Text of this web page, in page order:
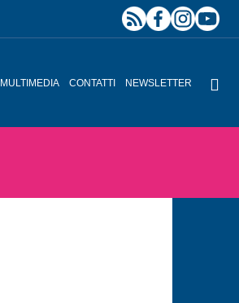
MULTIMEDIA CONTATTI NEWSLETTER